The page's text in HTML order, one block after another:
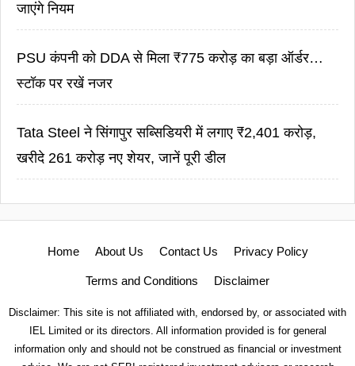
जाएंगे नियम
PSU कंपनी को DDA से मिला ₹775 करोड़ का बड़ा ऑर्डर…
स्टॉक पर रखें नजर
Tata Steel ने सिंगापुर सब्सिडियरी में लगाए ₹2,401 करोड़,
खरीदे 261 करोड़ नए शेयर, जानें पूरी डील
Home About Us Contact Us Privacy Policy
Terms and Conditions Disclaimer
Disclaimer: This site is not affiliated with, endorsed by, or associated with
IEL Limited or its directors. All information provided is for general
information only and should not be construed as financial or investment